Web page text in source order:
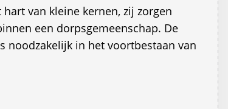
van kleine kernen, zij zorgen
een dorpsgemeenschap. De
noodzakelijk in het voortbestaan van